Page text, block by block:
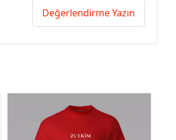
Değerlendirme Yazın